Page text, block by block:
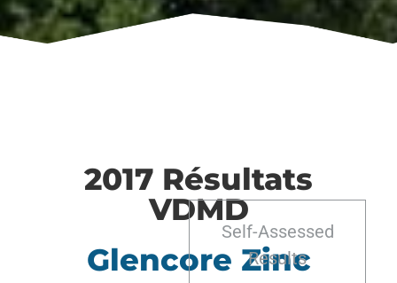
Self-Assessed
Results
2017 Résultats
VDMD
Glencore Zinc